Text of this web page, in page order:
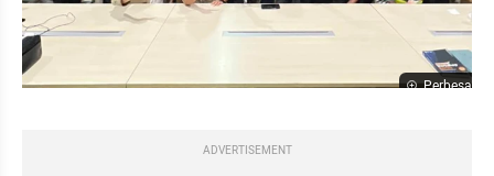
Perbesar
ADVERTISEMENT